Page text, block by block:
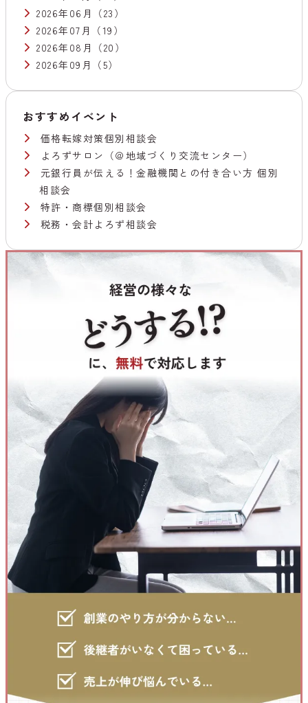
2026年06月
（23）
2026年07月
（19）
2026年08月
（20）
2026年09月
（5）
おすすめイベント
価格転嫁対策個別相談会
よろずサロン（＠地域づくり交流センター）
元銀行員が伝える！金融機関との付き合い方 個別
相談会
特許・商標個別相談会
税務・会計よろず相談会